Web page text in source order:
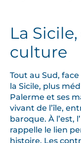
La
culture
Tout au Sud,
la Sicile, plus
Palerme et ses
vivant de l’île,
baroque. À l’est,
rappelle le lien
histoire. Les